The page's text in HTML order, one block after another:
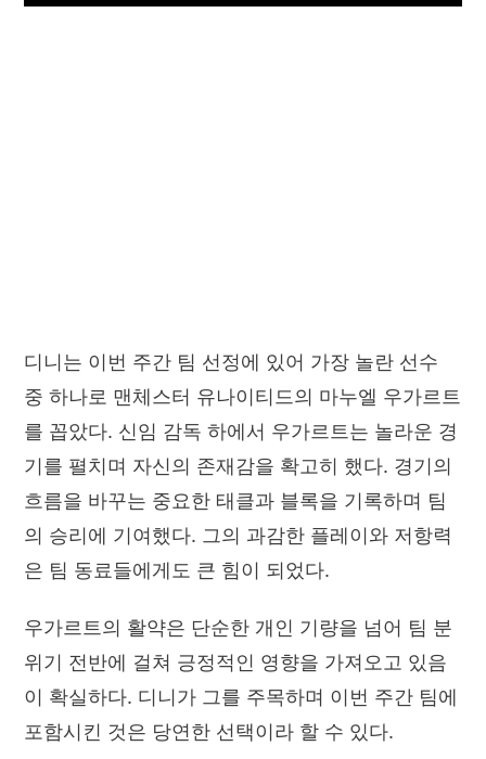
디니는 이번 주간 팀 선정에 있어 가장 놀란 선수
중 하나로 맨체스터 유나이티드의 마누엘 우가르트
를 꼽았다. 신임 감독 하에서 우가르트는 놀라운 경
기를 펼치며 자신의 존재감을 확고히 했다. 경기의
흐름을 바꾸는 중요한 태클과 블록을 기록하며 팀
의 승리에 기여했다. 그의 과감한 플레이와 저항력
은 팀 동료들에게도 큰 힘이 되었다.
우가르트의 활약은 단순한 개인 기량을 넘어 팀 분
위기 전반에 걸쳐 긍정적인 영향을 가져오고 있음
이 확실하다. 디니가 그를 주목하며 이번 주간 팀에
포함시킨 것은 당연한 선택이라 할 수 있다.